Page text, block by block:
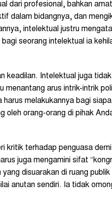
dari profesional, bahkan
dalam bidangnya, dan
intelektual justru
seorang intelektual ia
keadilan. Intelektual juga
arus intrik-intrik
melakukannya bagi
oleh orang-orang di pihak
kritik terhadap penguasa
juga mengamini sifat
disuarakan di ruang
anutan sendiri. Ia tidak